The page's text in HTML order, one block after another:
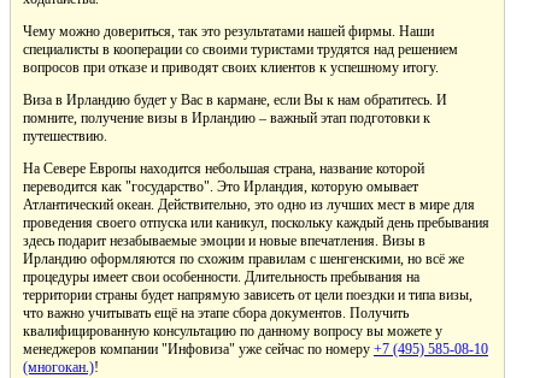
Чему можно довериться, так это результатами нашей фирмы. Наши
специалисты в кооперации со своими туристами трудятся над решением
вопросов при отказе и приводят своих клиентов к успешному итогу.
Виза в Ирландию будет у Вас в кармане, если Вы к нам обратитесь. И
помните, получение визы в Ирландию – важный этап подготовки к
путешествию.
На Севере Европы находится небольшая страна, название которой
переводится как "государство". Это Ирландия, которую омывает
Атлантический океан. Действительно, это одно из лучших мест в мире для
проведения своего отпуска или каникул, поскольку каждый день пребывания
здесь подарит незабываемые эмоции и новые впечатления. Визы в
Ирландию оформляются по схожим правилам с шенгенскими, но всё же
процедуры имеет свои особенности. Длительность пребывания на
территории страны будет напрямую зависеть от цели поездки и типа визы,
что важно учитывать ещё на этапе сбора документов. Получить
квалифицированную консультацию по данному вопросу вы можете у
менеджеров компании "Инфовиза" уже сейчас по номеру +7 (495) 585-08-10
(многокан.)!